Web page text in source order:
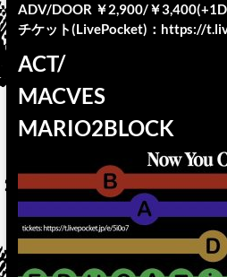
ADV/DOOR ￥2,900/￥
チケット(LivePocket)：⁦⁦⁦https://
ACT/
MACVES
MARIO2BLOCK